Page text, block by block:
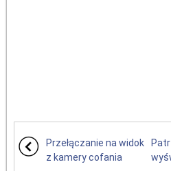
Przełączanie na widok
z kamery cofania